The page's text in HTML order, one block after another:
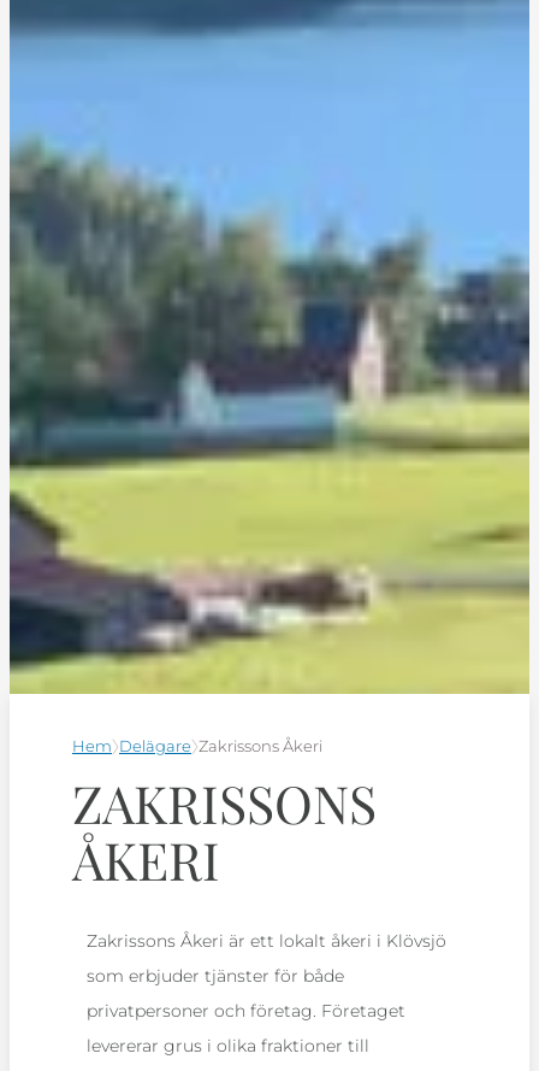
Hem Delägare Zakrissons Åkeri
ZAKRISSONS
ÅKERI
Zakrissons Åkeri är ett lokalt åkeri i Klövsjö
som erbjuder tjänster för både
privatpersoner och företag. Företaget
levererar grus i olika fraktioner till